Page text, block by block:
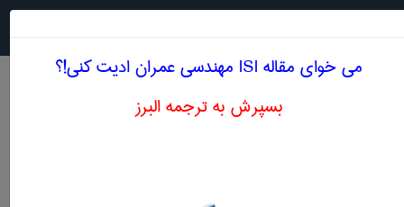
می خوای مقاله ISI مهندسی عمران ادیت کنی!؟
بسپرش به ترجمه البرز